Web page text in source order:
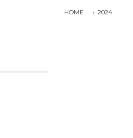
HOME 2024